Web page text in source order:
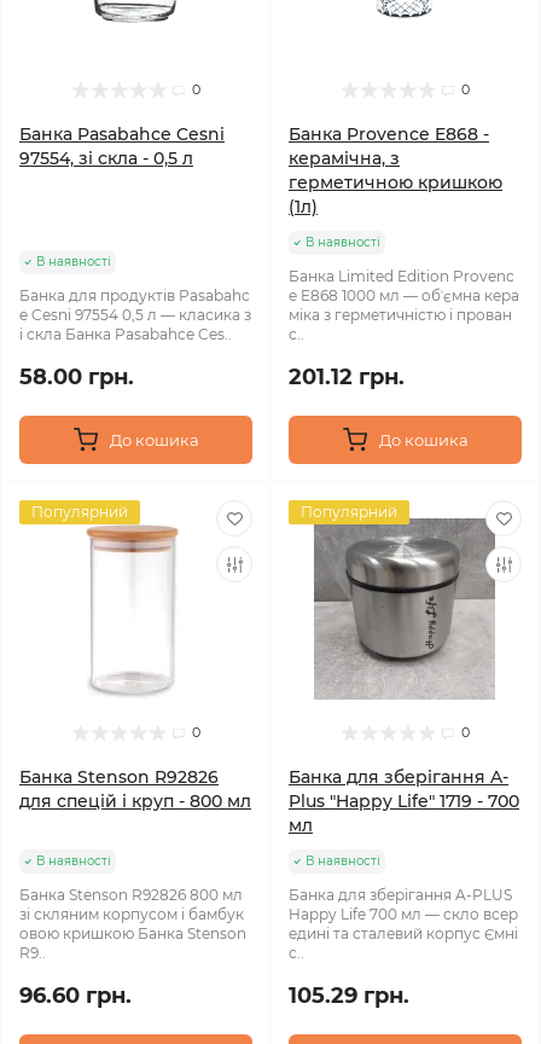
0
Банка Pasabahce Cesni
97554, зі скла - 0,5 л
В наявності
Банка для продуктів Pasabahc
e Cesni 97554 0,5 л — класика з
і скла Банка Pasabahce Ces..
58.00 грн.
До кошика
0
Банка Provence E868 -
керамічна, з
герметичною кришкою
(1л)
В наявності
Банка Limited Edition Provenc
e E868 1000 мл — обʼємна кера
міка з герметичністю і прован
с..
201.12 грн.
До кошика
Популярний
0
Банка Stenson R92826
для спецій і круп - 800 мл
В наявності
Банка Stenson R92826 800 мл
зі скляним корпусом і бамбук
овою кришкою Банка Stenson
R9..
96.60 грн.
Популярний
0
Банка для зберігання A-
Plus "Happy Life" 1719 - 700
мл
В наявності
Банка для зберігання A-PLUS
Happy Life 700 мл — скло всер
едині та сталевий корпус Ємні
с..
105.29 грн.